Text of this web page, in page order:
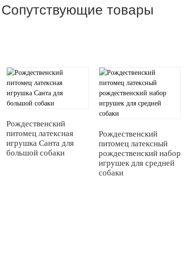
Сопутствующие товары
Рождественский
питомец латексная
игрушка Санта для
большой собаки
Рождественский
питомец латексный
рождественский набор
игрушек для средней
собаки